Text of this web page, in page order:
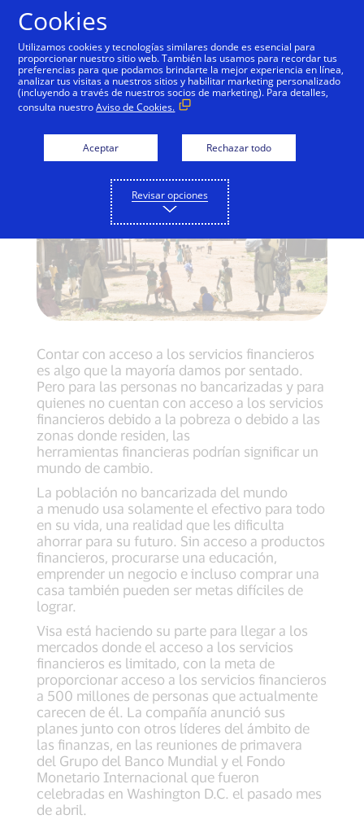
Cómo Visa está llegando
a todos los lugares
Contar con acceso a los servicios financieros
es algo que la mayoría damos por sentado.
Pero para las personas no bancarizadas y para
quienes no cuentan con acceso a los servicios
financieros debido a la pobreza o debido a las
zonas donde residen, las
herramientas financieras podrían significar un
mundo de cambio.
La población no bancarizada del mundo
a menudo usa solamente el efectivo para todo
en su vida, una realidad que les dificulta
ahorrar para su futuro. Sin acceso a productos
financieros, procurarse una educación,
emprender un negocio e incluso comprar una
casa también pueden ser metas difíciles de
lograr.
Visa está haciendo su parte para llegar a los
mercados donde el acceso a los servicios
financieros es limitado, con la meta de
proporcionar acceso a los servicios financieros
a 500 millones de personas que actualmente
carecen de él. La compañía anunció sus
planes junto con otros líderes del ámbito de
las finanzas, en las reuniones de primavera
del Grupo del Banco Mundial y el Fondo
Monetario Internacional que fueron
celebradas en Washington D.C. el pasado mes
de abril.
Cookies
Utilizamos cookies y tecnologías similares donde es esencial para
proporcionar nuestro sitio web. También las usamos para recordar tus
preferencias para que podamos brindarte la mejor experiencia en línea,
analizar tus visitas a nuestros sitios y habilitar marketing personalizado
(incluyendo a través de nuestros socios de marketing). Para detalles,
consulta nuestroAviso de Cookies.
Aceptar Rechazar todo
Revisar opciones